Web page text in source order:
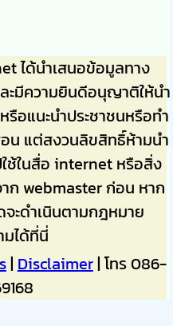
ได้นำเสนอข้อมูลทาง
ะมีความยินดีอนุญาติให้นำ
อแนะนำประชาชนหรือทำ
น แต่สงวนลิขสิทธิ์ห้ามนำ
ใช้ในสื่อ internet หรือสิ่ง
webmaster ก่อน หาก
จะดำเนินตามกฎหมาย
ได้ที่นี่
| Disclaimer| โทร 086-